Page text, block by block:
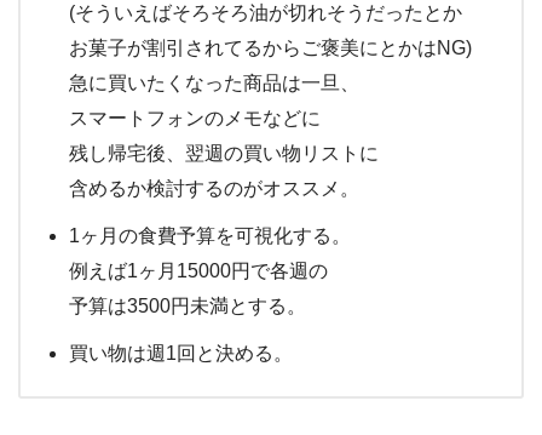
(そういえばそろそろ油が切れそうだったとか
お菓子が割引されてるからご褒美にとかはNG)
急に買いたくなった商品は一旦、
スマートフォンのメモなどに
残し帰宅後、翌週の買い物リストに
含めるか検討するのがオススメ。
1ヶ月の食費予算を可視化する。
例えば1ヶ月15000円で各週の
予算は3500円未満とする。
買い物は週1回と決める。